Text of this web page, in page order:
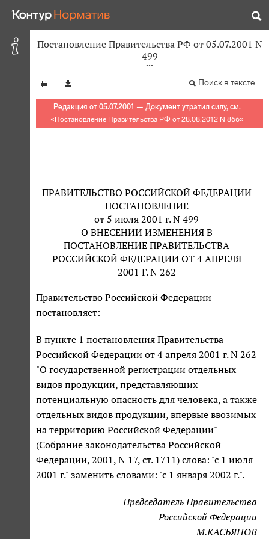
Постановление Правительства РФ от 05.07.2001 N
499
Поиск в тексте
Редакция от 05.07.2001 — Документ утратил силу, см.
«Постановление Правительства РФ от 28.08.2012 N 866»
ПРАВИТЕЛЬСТВО РОССИЙСКОЙ ФЕДЕРАЦИИ
ПОСТАНОВЛЕНИЕ
от 5 июля 2001 г. N 499
О ВНЕСЕНИИ ИЗМЕНЕНИЯ В
ПОСТАНОВЛЕНИЕ ПРАВИТЕЛЬСТВА
РОССИЙСКОЙ ФЕДЕРАЦИИ ОТ 4 АПРЕЛЯ
2001 Г. N 262
Правительство Российской Федерации
постановляет:
В пункте 1 постановления Правительства
Российской Федерации от 4 апреля 2001 г. N 262
"О государственной регистрации отдельных
видов продукции, представляющих
потенциальную опасность для человека, а также
отдельных видов продукции, впервые ввозимых
на территорию Российской Федерации"
(Собрание законодательства Российской
Федерации, 2001, N 17, ст. 1711) слова: "с 1 июля
2001 г." заменить словами: "с 1 января 2002 г.".
Председатель Правительства
Российской Федерации
М.КАСЬЯНОВ